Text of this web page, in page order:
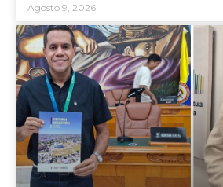
Agosto 9, 2026